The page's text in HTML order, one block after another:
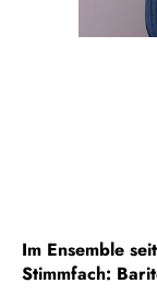
Im Ensemble
Stimmfach: